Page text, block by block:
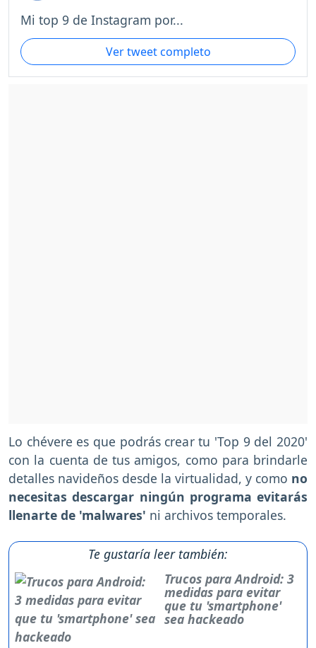
Mi top 9 de Instagram por...
Ver tweet completo
Lo chévere es que podrás crear tu 'Top 9 del 2020'
con la cuenta de tus amigos, como para brindarle
detalles navideños desde la virtualidad, y como no
necesitas descargar ningún programa evitarás
llenarte de 'malwares' ni archivos temporales.
Te gustaría leer también:
Trucos para Android: 3
medidas para evitar
que tu 'smartphone'
sea hackeado